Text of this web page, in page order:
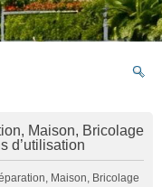
Maison, Bricolage
d’utilisation
Maison, Bricolage